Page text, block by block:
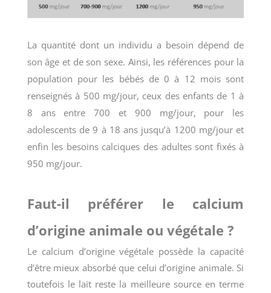
La quantité dont un individu a besoin dépend de
son âge et de son sexe. Ainsi, les références pour la
population pour les bébés de 0 à 12 mois sont
renseignés à 500 mg/jour, ceux des enfants de 1 à
8 ans entre 700 et 900 mg/jour, pour les
adolescents de 9 à 18 ans jusqu’à 1200 mg/jour et
enfin les besoins calciques des adultes sont fixés à
950 mg/jour.
Faut-il préférer le calcium
d’origine animale ou végétale ?
Le calcium d’origine végétale possède la capacité
d’être mieux absorbé que celui d’origine animale. Si
toutefois le lait reste la meilleure source en terme